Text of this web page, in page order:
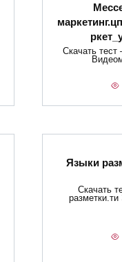
Скачать
Языки
Скачать